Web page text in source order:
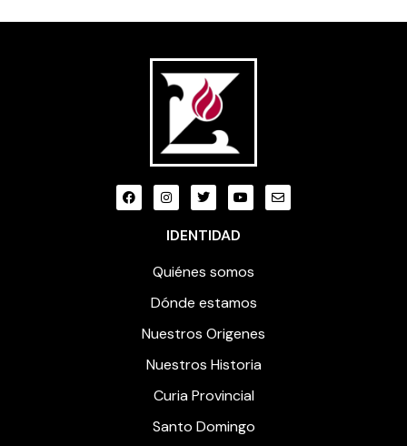
IDENTIDAD
Quiénes somos
Dónde estamos
Nuestros Origenes
Nuestros Historia
Curia Provincial
Santo Domingo